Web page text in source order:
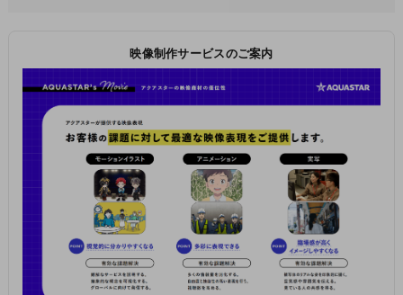
映像制作サービスのご案内